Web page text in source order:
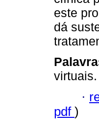
este
dá
virtuais.
·
pdf )